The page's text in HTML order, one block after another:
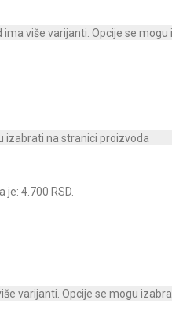
ima više varijanti. Opcije se
izabrati na stranici proizvoda
je: 4.700 RSD.
varijanti. Opcije se mogu